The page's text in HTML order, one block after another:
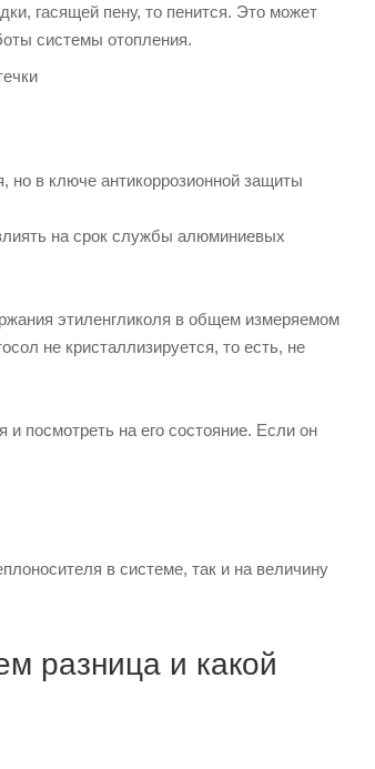
гасящей пену, то пенится. Это может
системы отопления.
но в ключе антикоррозионной защиты
на срок службы алюминиевых
этиленгликоля в общем измеряемом
не кристаллизируется, то есть, не
и посмотреть на его состояние. Если он
в системе, так и на величину
разница и какой